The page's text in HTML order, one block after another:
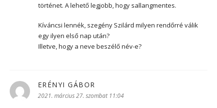
történet. A lehető legjobb, hogy sallangmentes.
Kíváncsi lennék, szegény Szilárd milyen rendőrré válik
egy ilyen első nap után?
Illetve, hogy a neve beszélő név-e?
ERÉNYI GÁBOR
2021. március 27. szombat 11:04